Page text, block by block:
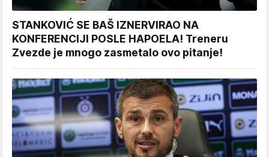
STANKOVIĆ SE BAŠ IZNERVIRAO NA
KONFERENCIJI POSLE HAPOELA! Treneru
Zvezde je mnogo zasmetalo ovo pitanje!